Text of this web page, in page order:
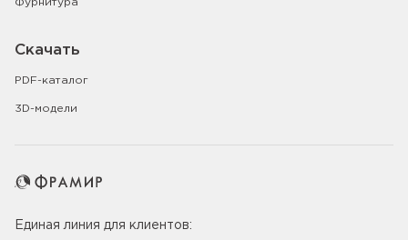
Фурнитура
Скачать
PDF-каталог
3D-модели
Единая линия для клиентов: